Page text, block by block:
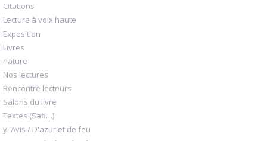
Citations
Lecture à voix haute
Exposition
Livres
nature
Nos lectures
Rencontre lecteurs
Salons du livre
Textes (Safi…)
y. Avis / D'azur et de feu